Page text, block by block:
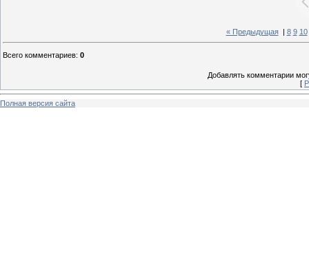
« Предыдущая| 8 9 10
Всего комментариев: 0
Добавлять комментарии
[
Полная версия сайта